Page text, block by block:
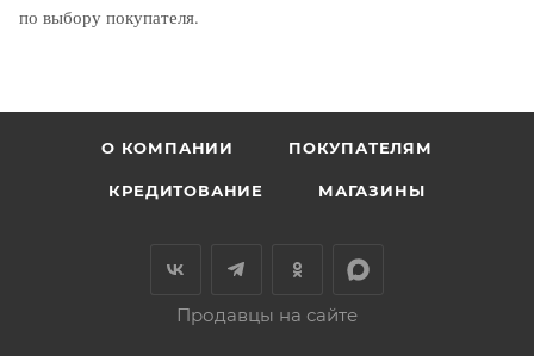
по выбору покупателя.
О КОМПАНИИ ПОКУПАТЕЛЯМ
КРЕДИТОВАНИЕ МАГАЗИНЫ
Продавцы на сайте